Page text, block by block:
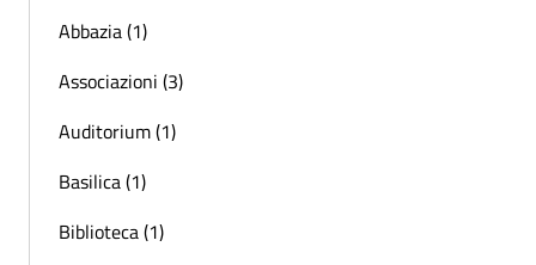
Abbazia (1)
Associazioni (3)
Auditorium (1)
Basilica (1)
Biblioteca (1)